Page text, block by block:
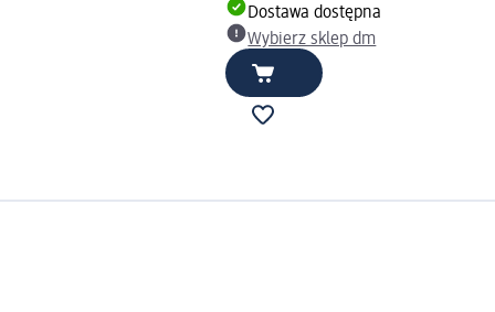
Dostawa dostępna
Wybierz sklep dm